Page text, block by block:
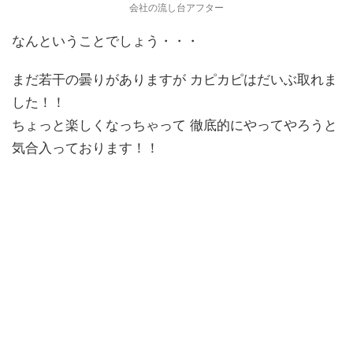
会社の流し台アフター
なんということでしょう・・・
まだ若干の曇りがありますが カピカピはだいぶ取れま
した！！
ちょっと楽しくなっちゃって 徹底的にやってやろうと
気合入っております！！